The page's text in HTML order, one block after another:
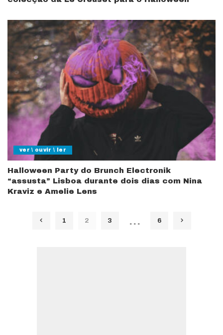
ver \ ouvir \ ler
Halloween Party do Brunch Electronik
“assusta” Lisboa durante dois dias com Nina
Kraviz e Amelie Lens
1 2 3 … 6